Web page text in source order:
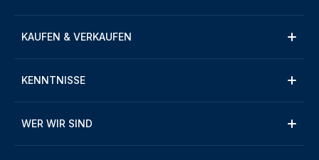
KAUFEN & VERKAUFEN
KENNTNISSE
WER WIR SIND